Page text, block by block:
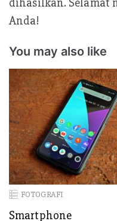
Anda!
You may also like
FOTOGRAFI
Smartphone